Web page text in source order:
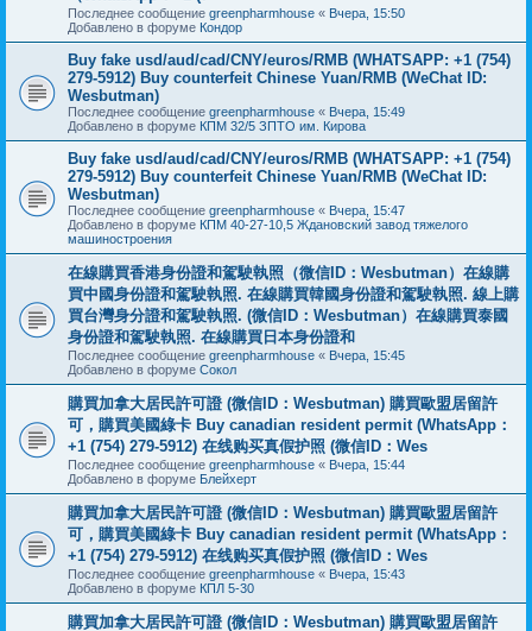
Последнее сообщение greenpharmhouse « Вчера, 15:50
Добавлено в форуме Кондор
Buy fake usd/aud/cad/CNY/euros/RMB (WHATSAPP: +1 (754)
279-5912) Buy counterfeit Chinese Yuan/RMB (WeChat ID:
Wesbutman)
Последнее сообщение greenpharmhouse « Вчера, 15:49
Добавлено в форуме КПМ 32/5 ЗПТО им. Кирова
Buy fake usd/aud/cad/CNY/euros/RMB (WHATSAPP: +1 (754)
279-5912) Buy counterfeit Chinese Yuan/RMB (WeChat ID:
Wesbutman)
Последнее сообщение greenpharmhouse « Вчера, 15:47
Добавлено в форуме КПМ 40-27-10,5 Ждановский завод тяжелого
машиностроения
在線購買香港身份證和駕駛執照（微信ID：Wesbutman）在線購
買中國身份證和駕駛執照. 在線購買韓國身份證和駕駛執照. 線上購
買台灣身分證和駕駛執照. (微信ID：Wesbutman）在線購買泰國
身份證和駕駛執照. 在線購買日本身份證和
Последнее сообщение greenpharmhouse « Вчера, 15:45
Добавлено в форуме Сокол
購買加拿大居民許可證 (微信ID：Wesbutman) 購買歐盟居留許
可，購買美國綠卡 Buy canadian resident permit (WhatsApp：
+1 (754) 279-5912) 在线购买真假护照 (微信ID：Wes
Последнее сообщение greenpharmhouse « Вчера, 15:44
Добавлено в форуме Блейхерт
購買加拿大居民許可證 (微信ID：Wesbutman) 購買歐盟居留許
可，購買美國綠卡 Buy canadian resident permit (WhatsApp：
+1 (754) 279-5912) 在线购买真假护照 (微信ID：Wes
Последнее сообщение greenpharmhouse « Вчера, 15:43
Добавлено в форуме КПЛ 5-30
購買加拿大居民許可證 (微信ID：Wesbutman) 購買歐盟居留許